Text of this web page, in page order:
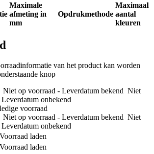
Maximale
afmeting in
mm
Opdrukmethode
Maximaal
aantal
kleuren
van het product kan worden
knop
Niet op voorraad - Leverdatum bekend Niet
onbekend
voorraad
Niet op voorraad - Leverdatum bekend Niet
onbekend
Voorraad laden
Voorraad laden